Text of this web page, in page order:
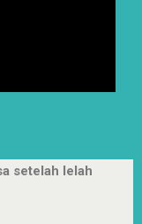
setelah lelah